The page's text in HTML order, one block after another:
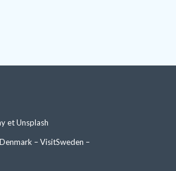
et Unsplash
– VisitSweden –